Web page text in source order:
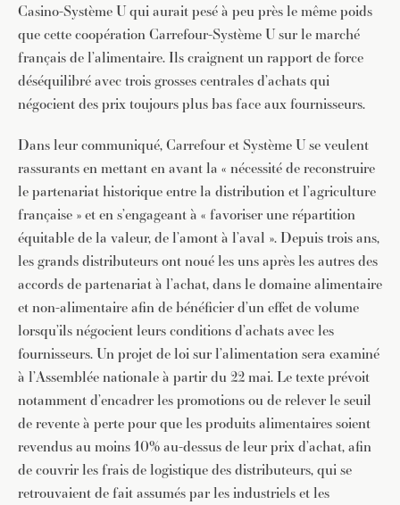
Casino-Système U qui aurait pesé à peu près le même poids
que cette coopération Carrefour-Système U sur le marché
français de l’alimentaire. Ils craignent un rapport de force
déséquilibré avec trois grosses centrales d’achats qui
négocient des prix toujours plus bas face aux fournisseurs.
Dans leur communiqué, Carrefour et Système U se veulent
rassurants en mettant en avant la « nécessité de reconstruire
le partenariat historique entre la distribution et l’agriculture
française » et en s’engageant à « favoriser une répartition
équitable de la valeur, de l’amont à l’aval ». Depuis trois ans,
les grands distributeurs ont noué les uns après les autres des
accords de partenariat à l’achat, dans le domaine alimentaire
et non-alimentaire afin de bénéficier d’un effet de volume
lorsqu’ils négocient leurs conditions d’achats avec les
fournisseurs. Un projet de loi sur l’alimentation sera examiné
à l’Assemblée nationale à partir du 22 mai. Le texte prévoit
notamment d’encadrer les promotions ou de relever le seuil
de revente à perte pour que les produits alimentaires soient
revendus au moins 10% au-dessus de leur prix d’achat, afin
de couvrir les frais de logistique des distributeurs, qui se
retrouvaient de fait assumés par les industriels et les